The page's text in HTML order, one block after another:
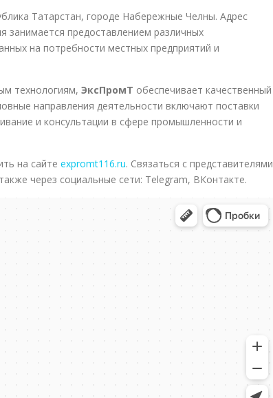
Татарстан, городе Набережные Челны. Адрес
занимается предоставлением различных
на потребности местных предприятий и
технологиям, ЭксПромТ обеспечивает качественный
направления деятельности включают поставки
и консультации в сфере промышленности и
на сайте expromt116.ru. Связаться с представителями
через социальные сети: Telegram, ВКонтакте.